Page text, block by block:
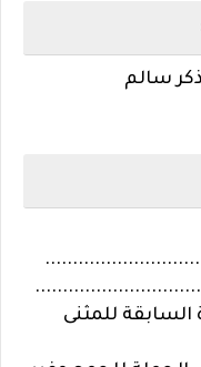
سالم
السابقة للمثنى